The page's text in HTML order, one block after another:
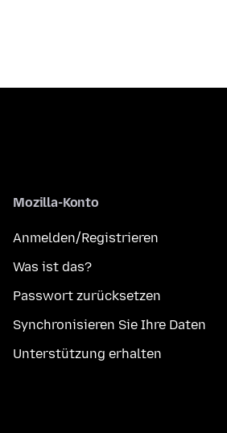
Mozilla-Konto
Anmelden/Registrieren
Was ist das?
Passwort zurücksetzen
Synchronisieren Sie Ihre Daten
Unterstützung erhalten